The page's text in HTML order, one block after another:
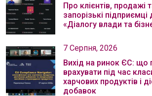
Про клієнтів, продажі
запорізькі
«Діалогу влади та
7 Серпня, 2026
Вихід на ринок ЄС: що
врахувати під час
харчових продуктів і
добавок